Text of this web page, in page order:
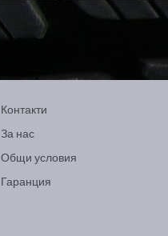
Контакти
За нас
Общи условия
Гаранция